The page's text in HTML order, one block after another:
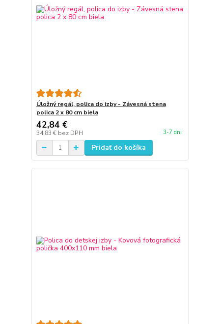
Úložný regál, polica do izby - Závesná stena
polica 2 x 80 cm biela
42,84 €
34,83 € bez DPH 3-7 dni
Pridať do košíka